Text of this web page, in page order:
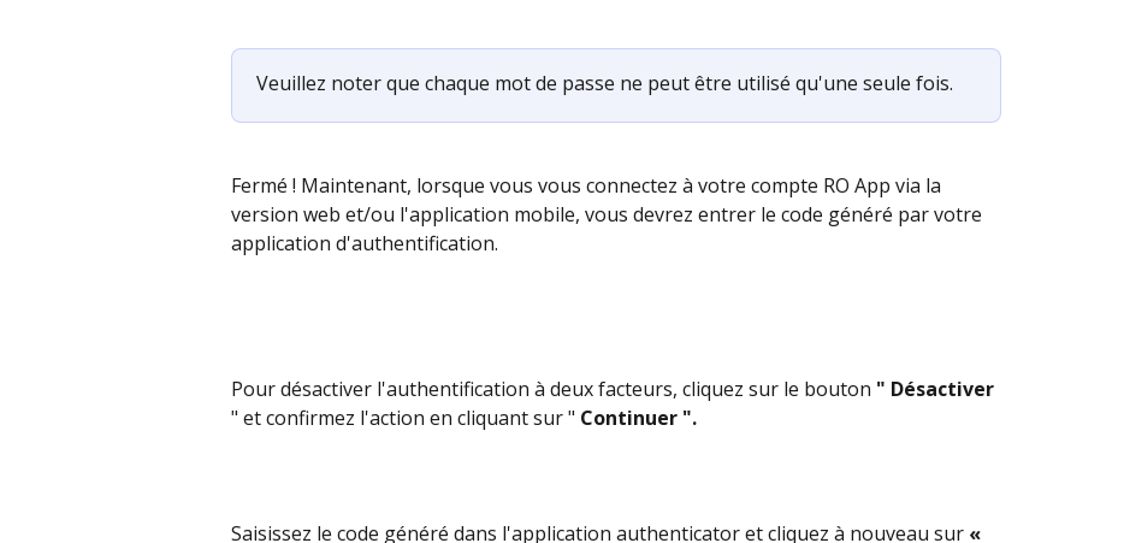
Veuillez noter que chaque mot de passe ne peut être utilisé qu'une seule fois.
Fermé ! Maintenant, lorsque vous vous connectez à votre compte RO App via la
version web et/ou l'application mobile, vous devrez entrer le code généré par votre
application d'authentification.
Pour désactiver l'authentification à deux facteurs, cliquez sur le bouton " Désactiver
" et confirmez l'action en cliquant sur " Continuer ".
Saisissez le code généré dans l'application authenticator et cliquez à nouveau sur «